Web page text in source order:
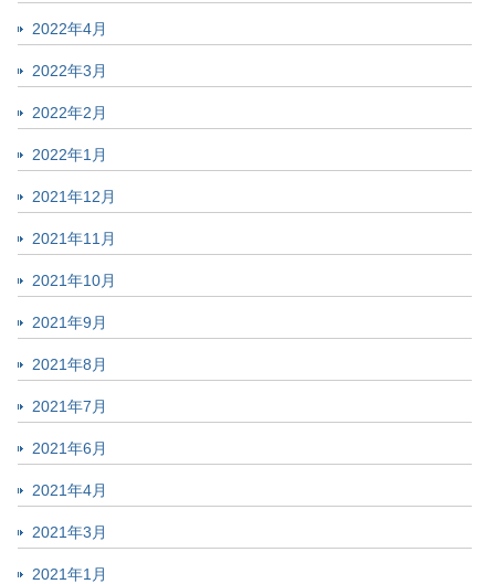
2022年4月
2022年3月
2022年2月
2022年1月
2021年12月
2021年11月
2021年10月
2021年9月
2021年8月
2021年7月
2021年6月
2021年4月
2021年3月
2021年1月